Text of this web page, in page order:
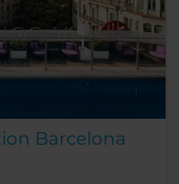
Barcelona